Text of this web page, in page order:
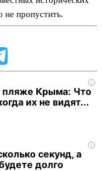
не пропустить.
i
пляже Крыма: Что
их не видят...
i
секунд, а
долго